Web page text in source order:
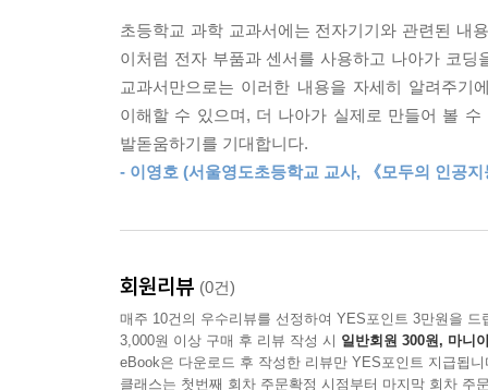
실험 키트로 손쉽게 실험할 수 있어요!
초등학생이 다루기 어려운 납땜이나 집게, 브레
아이들이 지속적으로 호기심과 재미를 느낄 수 있
※ 실험 키트는 소킷(www.sokit.co.kr)에서 별도로
교과 연계표
초등학교 과학 교과서에는 전자기기와 관련된 내
이처럼 전자 부품과 센서를 사용하고 나아가 코
교과서만으로는 이러한 내용을 자세히 알려주
이해할 수 있으며, 더 나아가 실제로 만들어 볼
발돋움하기를 기대합니다.
- 이영호 (서울영도초등학교 교사, 《모두의 인공
회원리뷰 (0건)
매주 10건의 우수리뷰를 선정하여 YES포인트 3만원을 드
3,000원 이상 구매 후 리뷰 작성 시 일반회원 300원, 마니
eBook은 다운로드 후 작성한 리뷰만 YES포인트 지급됩니
클래스는 첫번째 회차 주문확정 시점부터 마지막 회차 주